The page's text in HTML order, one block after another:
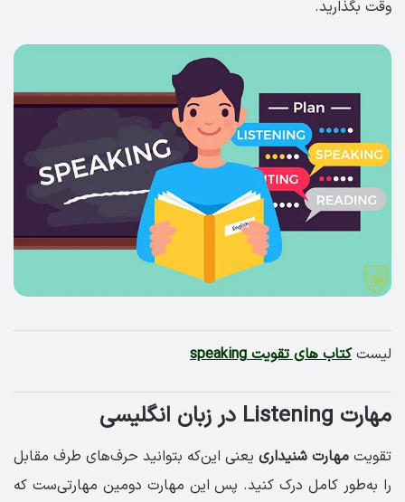
وقت بگذارید.
لیستکتاب های تقویت speaking
مهارت Listening در زبان انگلیسی
تقویت مهارت شنیداری یعنی این‌که بتوانید حرف‌های طرف مقابل
را به‌طور کامل درک کنید. پس این مهارت دومین مهارتی‌ست که